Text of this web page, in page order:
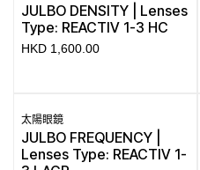
JULBO DENSITY | Lenses
Type: REACTIV 1-3 HC
HKD 1,600.00
太陽眼鏡
JULBO FREQUENCY |
Lenses Type: REACTIV 1-